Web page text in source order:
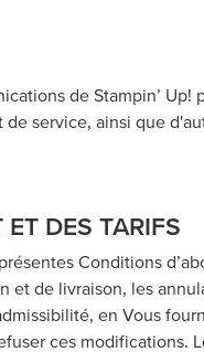
de Stampin’
service, ainsi que
DES TARIFS
Conditions
et de livraison, les
en Vous
ces